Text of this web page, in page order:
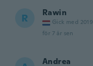
R Rawin
Gick med 2019
för 7 år sen
Andrea